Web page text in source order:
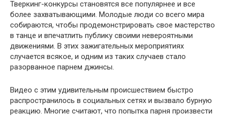
Тверкинг-конкурсы становятся все популярнее и все
более захватывающими. Молодые люди со всего мира
собираются, чтобы продемонстрировать свое мастерство
в танце и впечатлить публику своими невероятными
движениями. В этих зажигательных мероприятиях
случается всякое, и одним из таких случаев стало
разорванное парнем джинсы.
Видео с этим удивительным происшествием быстро
распространилось в социальных сетях и вызвало бурную
реакцию. Многие считают, что попытка парня произвести